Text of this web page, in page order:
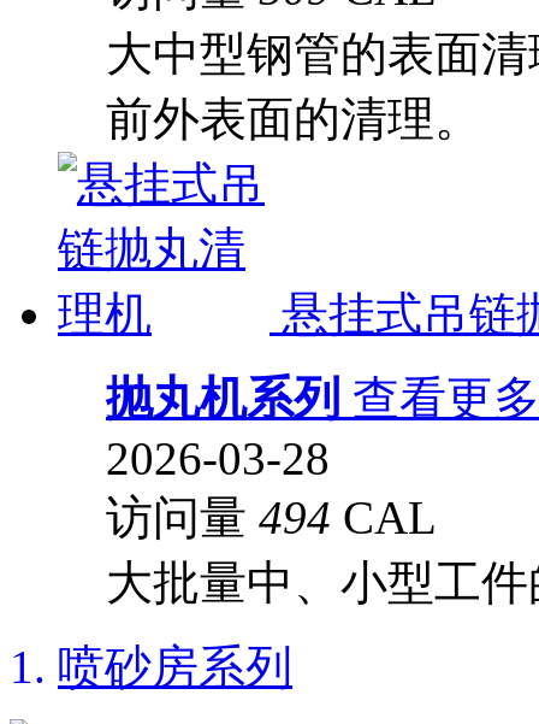
大中型钢管的表面
前外表面的清理。
悬挂式吊链
抛丸机系列 查看更多
2026-03-28
访问量 494 CAL
大批量中、小型工
喷砂房系列